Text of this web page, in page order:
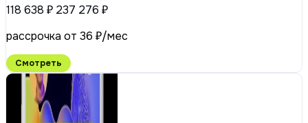
118 638 ₽ 237 276 ₽
рассрочка от 36 ₽/мес
Смотреть